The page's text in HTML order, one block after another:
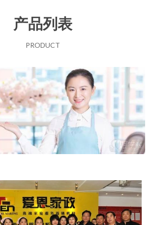
产品列表
PRODUCT